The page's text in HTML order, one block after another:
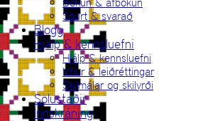
Spurt & svarað
Blogg
Hjálp & kennsluefni
Hjálp & kennsluefni
Villur & leiðréttingar
Skilmálar og skilyrði
Sölustaðir
Innskráning